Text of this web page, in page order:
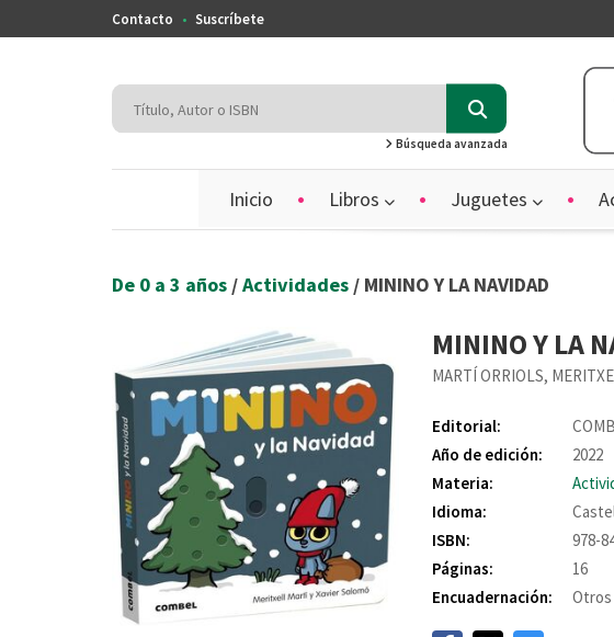
Contacto Suscríbete
Búsqueda avanzada
Inicio Libros Juguetes
De 0 a 3 años /Actividades / MININO Y LA NAVIDAD
MININO Y LA
MARTÍ ORRIOLS,
Editorial:
Año de edición:
2022
Materia:
Idioma:
ISBN:
978-
Páginas:
16
Encuadernación:
Otros